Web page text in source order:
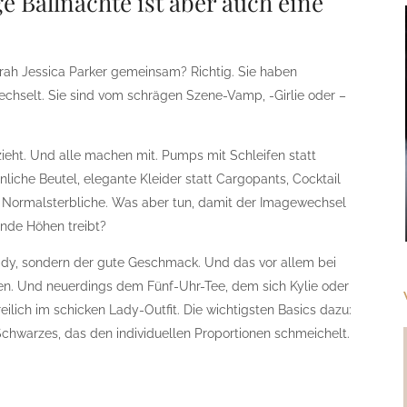
Jessica Parker gemeinsam? Richtig. Sie haben
Sie sind vom schrägen Szene-Vamp, -Girlie oder –
Und alle machen mit. Pumps mit Schleifen statt
Beutel, elegante Kleider statt Cargopants, Cocktail
Was aber tun, damit der Imagewechsel
Höhen treibt?
sondern der gute Geschmack. Und das vor allem bei
Und neuerdings dem Fünf-Uhr-Tee, dem sich Kylie oder
im schicken Lady-Outfit. Die wichtigsten Basics dazu:
das den individuellen Proportionen schmeichelt.